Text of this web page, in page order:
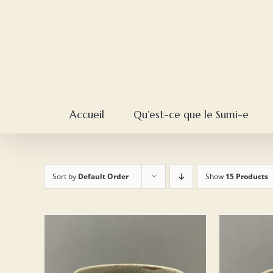
Accueil Qu’est-ce que le Sumi-e
Sort by Default Order Show 15 Products